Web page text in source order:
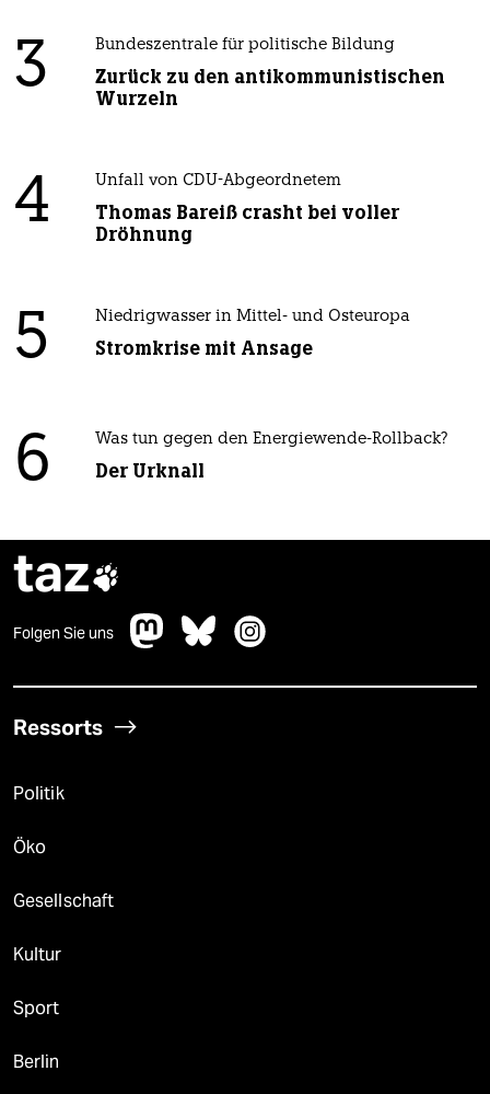
3 Bundeszentrale für politische Bildung
Zurück zu den antikommunistischen
Wurzeln
4 Unfall von CDU-Abgeordnetem
Thomas Bareiß crasht bei voller
Dröhnung
5 Niedrigwasser in Mittel- und Osteuropa
Stromkrise mit Ansage
6 Was tun gegen den Energiewende-Rollback?
Der Urknall
taz
Folgen Sie uns
Ressorts
Politik
Öko
Gesellschaft
Kultur
Sport
Berlin